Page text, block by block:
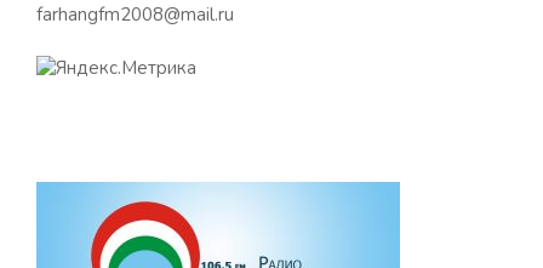
farhangfm2008@mail.ru